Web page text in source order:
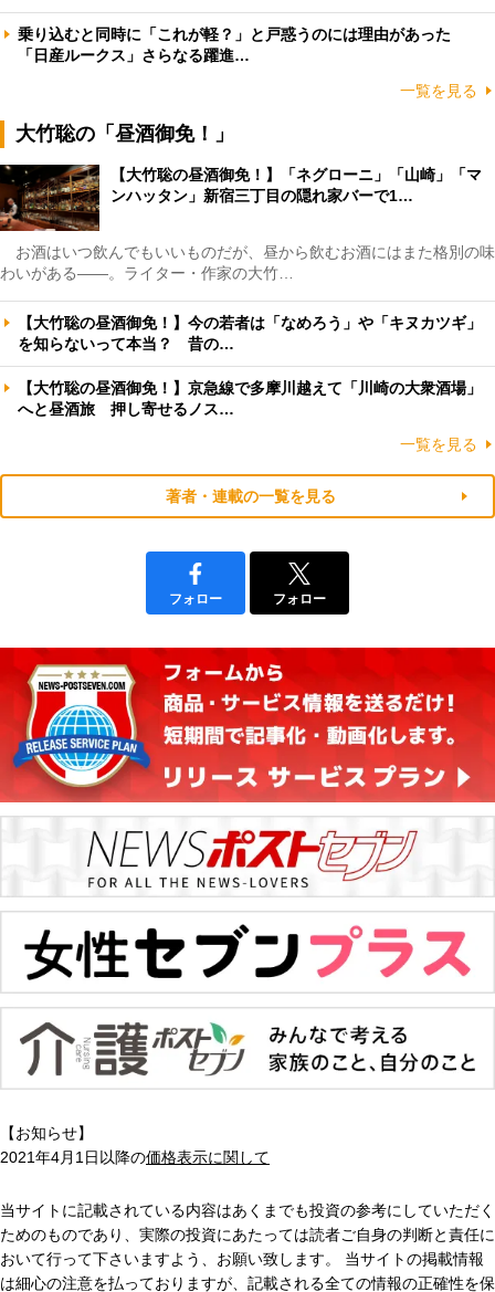
乗り込むと同時に「これが軽？」と戸惑うのには理由があった
「日産ルークス」さらなる躍進…
一覧を見る
大竹聡の「昼酒御免！」
【大竹聡の昼酒御免！】「ネグローニ」「山崎」「マ
ンハッタン」新宿三丁目の隠れ家バーで1…
お酒はいつ飲んでもいいものだが、昼から飲むお酒にはまた格別の味
わいがある――。ライター・作家の大竹…
【大竹聡の昼酒御免！】今の若者は「なめろう」や「キヌカツギ」
を知らないって本当？ 昔の…
【大竹聡の昼酒御免！】京急線で多摩川越えて「川崎の大衆酒場」
へと昼酒旅 押し寄せるノス…
一覧を見る
著者・連載の一覧を見る
フォロー フォロー
【お知らせ】
2021年4月1日以降の価格表示に関して
当サイトに記載されている内容はあくまでも投資の参考にしていただく
ためのものであり、実際の投資にあたっては読者ご自身の判断と責任に
おいて行って下さいますよう、お願い致します。 当サイトの掲載情報
は細心の注意を払っておりますが、記載される全ての情報の正確性を保